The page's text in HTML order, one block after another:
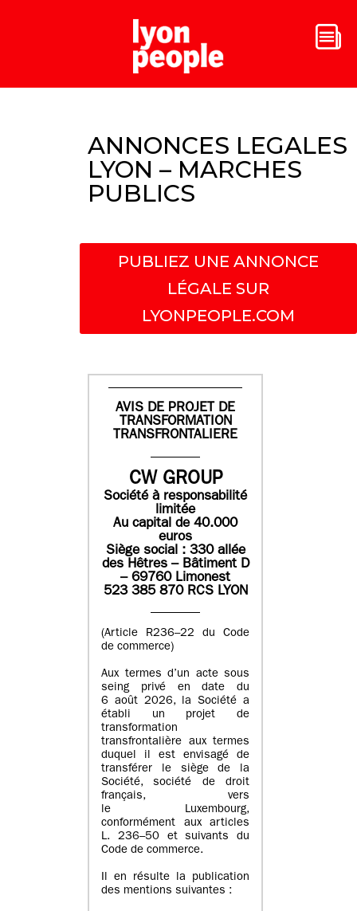
ANNONCES LEGALES
LYON – MARCHES
PUBLICS
PUBLIEZ UNE ANNONCE
LÉGALE SUR
LYONPEOPLE.COM
AVIS DE PROJET DE
TRANSFORMATION
TRANSFRONTALIERE
CW GROUP
Société à responsabilité
limitée
Au capital de 40.000
euros
Siège social : 330 allée
des Hêtres – Bâtiment D
– 69760 Limonest
523 385 870 RCS LYON
(Article R236–22 du Code
de commerce)
Aux termes d’un acte sous
seing privé en date du
6 août 2026, la Société a
établi un projet de
transformation
transfrontalière aux termes
duquel il est envisagé de
transférer le siège de la
Société, société de droit
français, vers
le Luxembourg,
conformément aux articles
L. 236–50 et suivants du
Code de commerce.
Il en résulte la publication
des mentions suivantes :